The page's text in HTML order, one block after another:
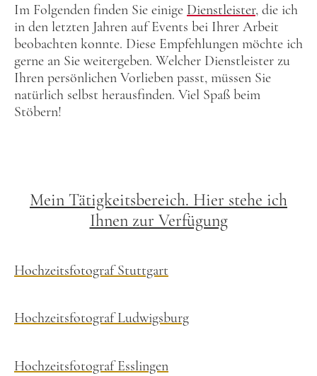
Im Folgenden finden Sie einige Dienstleister, die ich
in den letzten Jahren auf Events bei Ihrer Arbeit
beobachten konnte. Diese Empfehlungen möchte ich
gerne an Sie weitergeben. Welcher Dienstleister zu
Ihren persönlichen Vorlieben passt, müssen Sie
natürlich selbst herausfinden. Viel Spaß beim
Stöbern!
Mein Tätigkeitsbereich. Hier stehe ich
Ihnen zur Verfügung
Hochzeitsfotograf Stuttgart
Hochzeitsfotograf Ludwigsburg
Hochzeitsfotograf Esslingen